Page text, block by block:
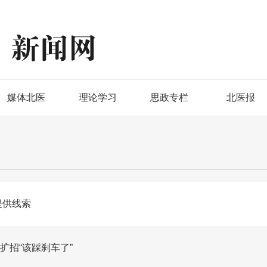
媒体北医 理论学习 思政专栏 北医报
线索
招“该踩刹车了”